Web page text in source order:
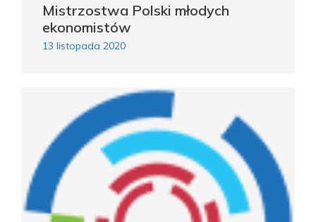
Mistrzostwa Polski młodych
ekonomistów
13 listopada 2020